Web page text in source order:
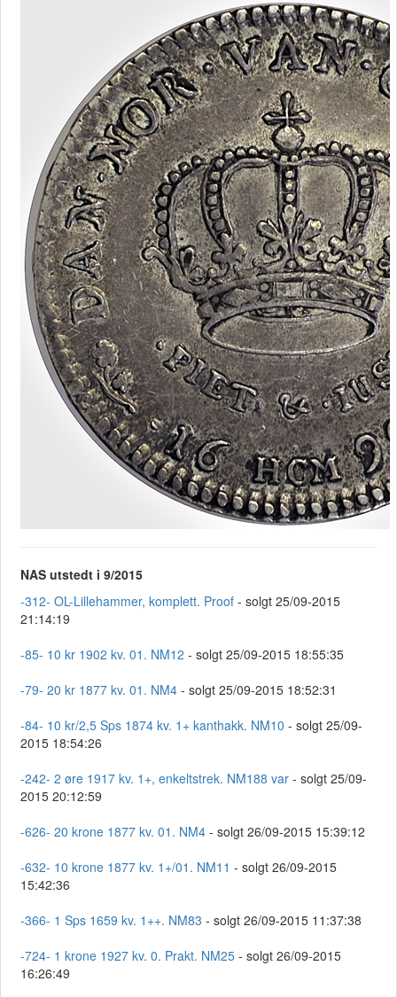
NAS utstedt i 9/2015
-312- OL-Lillehammer, komplett. Proof - solgt 25/09-2015
21:14:19
-85- 10 kr 1902 kv. 01. NM12 - solgt 25/09-2015 18:55:35
-79- 20 kr 1877 kv. 01. NM4 - solgt 25/09-2015 18:52:31
-84- 10 kr/2,5 Sps 1874 kv. 1+ kanthakk. NM10 - solgt 25/09-
2015 18:54:26
-242- 2 øre 1917 kv. 1+, enkeltstrek. NM188 var - solgt 25/09-
2015 20:12:59
-626- 20 krone 1877 kv. 01. NM4 - solgt 26/09-2015 15:39:12
-632- 10 krone 1877 kv. 1+/01. NM11 - solgt 26/09-2015
15:42:36
-366- 1 Sps 1659 kv. 1++. NM83 - solgt 26/09-2015 11:37:38
-724- 1 krone 1927 kv. 0. Prakt. NM25 - solgt 26/09-2015
16:26:49